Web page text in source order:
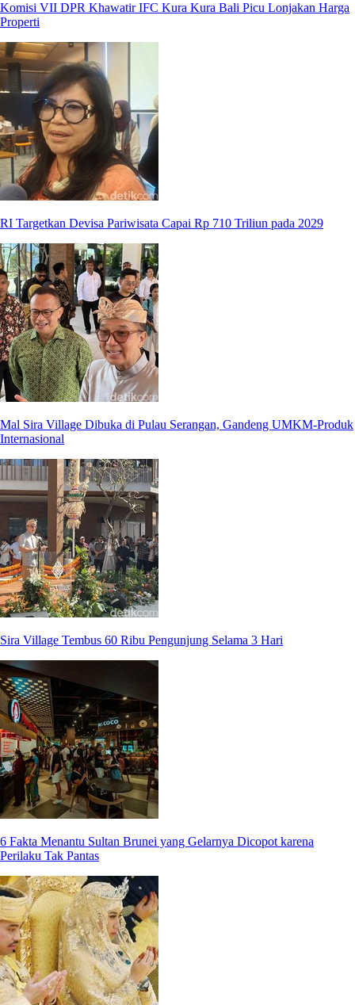
Komisi VII DPR Khawatir IFC Kura Kura Bali Picu Lonjakan Harga
Properti
RI Targetkan Devisa Pariwisata Capai Rp 710 Triliun pada 2029
Mal Sira Village Dibuka di Pulau Serangan, Gandeng UMKM-Produk
Internasional
Sira Village Tembus 60 Ribu Pengunjung Selama 3 Hari
6 Fakta Menantu Sultan Brunei yang Gelarnya Dicopot karena
Perilaku Tak Pantas